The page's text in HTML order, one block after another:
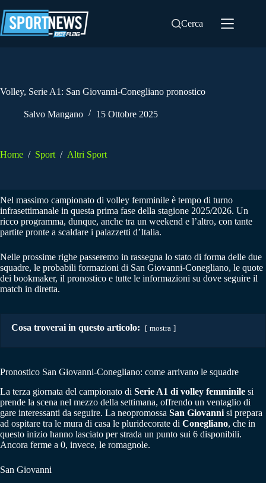
al
contenuto
Cerca
Volley, Serie A1: San Giovanni-Conegliano pronostico
Salvo Mangano 15 Ottobre 2025
Home / Sport / Altri Sport
Nel massimo campionato di volley femminile è tempo di turno
infrasettimanale in questa prima fase della stagione 2025/2026. Un
ricco programma, dunque, anche tra un weekend e l’altro, con tante
partite pronte a scaldare i palazzetti d’Italia.
Nelle prossime righe passeremo in rassegna lo stato di forma delle due
squadre, le probabili formazioni di San Giovanni-Conegliano, le quote
dei bookmaker, il pronostico e tutte le informazioni su dove seguire il
match in diretta.
Cosa troverai in questo articolo: mostra
Pronostico San Giovanni-Conegliano: come arrivano le squadre
La terza giornata del campionato di Serie A1 di volley femminile si
prende la scena nel mezzo della settimana, offrendo un ventaglio di
gare interessanti da seguire. La neopromossa San Giovanni si prepara
ad ospitare tra le mura di casa le pluridecorate di Conegliano, che in
questo inizio hanno lasciato per strada un punto sui 6 disponibili.
Ancora ferme a 0, invece, le romagnole.
San Giovanni